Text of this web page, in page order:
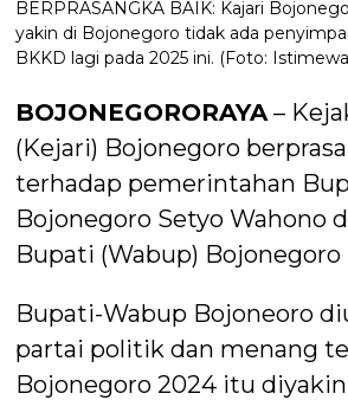
BERPRASANGKA BAIK: Kajari
yakin di Bojonegoro tidak ada
BKKD lagi pada 2025 ini. (Foto:
BOJONEGORORAYA –
(Kejari) Bojonegoro
terhadap pemerintahan
Bojonegoro Setyo Wahono
Bupati (Wabup) Bojonegoro
Bupati-Wabup Bojoneoro
partai politik dan menang
Bojonegoro 2024 itu